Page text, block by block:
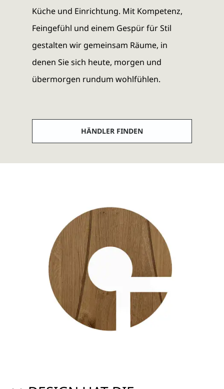
Küche und Einrichtung. Mit Kompetenz,
Feingefühl und einem Gespür für Stil
gestalten wir gemeinsam Räume, in
denen Sie sich heute, morgen und
übermorgen rundum wohlfühlen.
HÄNDLER FINDEN